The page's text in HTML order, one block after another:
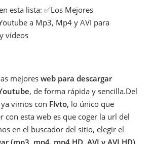
esta lista: ✅Los Mejores
a Mp3, Mp4 y AVI para
vídeos
mejores web para descargar
, de forma rápida y sencilla.Del
vimos con Flvto, lo único que
con esta web es que coger la url del
en el buscador del sitio, elegir el
(mp3, mp4, mp4 HD, AVI y AVI HD).